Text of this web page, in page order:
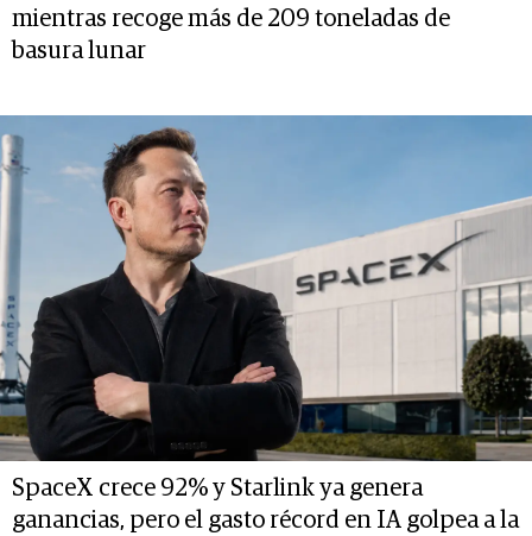
mientras recoge más de 209 toneladas de
basura lunar
SpaceX crece 92% y Starlink ya genera
ganancias, pero el gasto récord en IA golpea a la